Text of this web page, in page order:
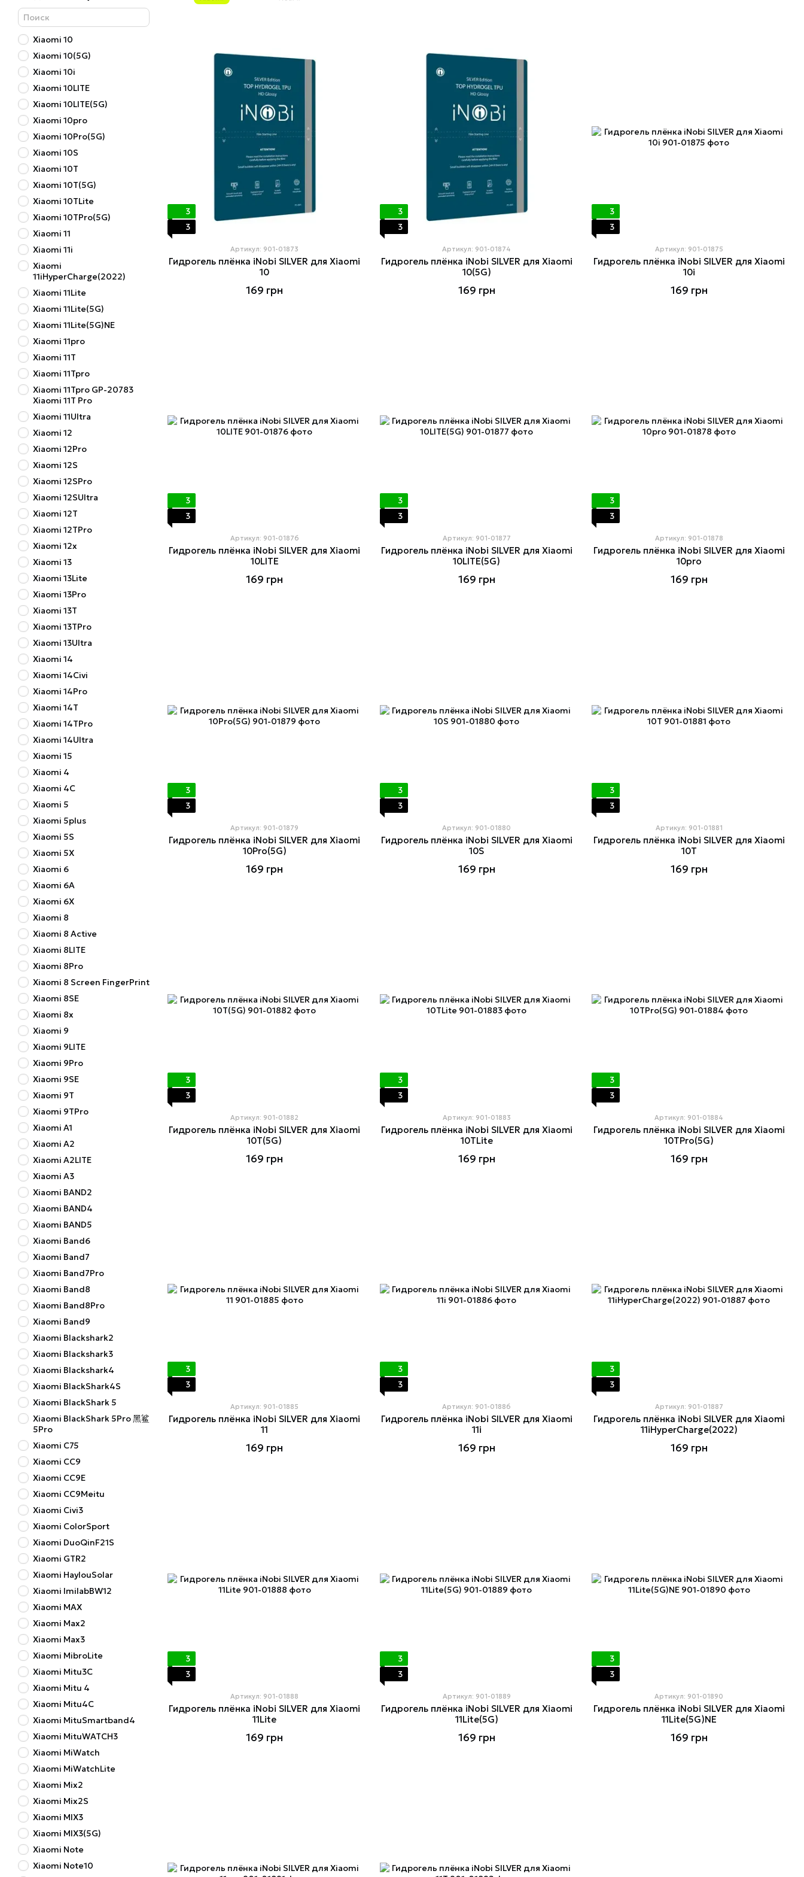
3
3
Артикул: 901-01873
Гидрогель плёнка iNobi SILVER для Xiaomi
10
169 грн
3
3
Артикул: 901-01874
Гидрогель плёнка iNobi SILVER для Xiaomi
10(5G)
169 грн
3
3
Артикул: 901-01875
Гидрогель плёнка iNobi SILVER для Xiaomi
10i
169 грн
3
3
Артикул: 901-01876
Гидрогель плёнка iNobi SILVER для Xiaomi
10LITE
169 грн
3
3
Артикул: 901-01877
Гидрогель плёнка iNobi SILVER для Xiaomi
10LITE(5G)
169 грн
3
3
Артикул: 901-01878
Гидрогель плёнка iNobi SILVER для Xiaomi
10pro
169 грн
3
3
Артикул: 901-01879
Гидрогель плёнка iNobi SILVER для Xiaomi
10Pro(5G)
169 грн
3
3
Артикул: 901-01880
Гидрогель плёнка iNobi SILVER для Xiaomi
10S
169 грн
3
3
Артикул: 901-01881
Гидрогель плёнка iNobi SILVER для Xiaomi
10T
169 грн
3
3
Артикул: 901-01882
Гидрогель плёнка iNobi SILVER для Xiaomi
10T(5G)
169 грн
3
3
Артикул: 901-01883
Гидрогель плёнка iNobi SILVER для Xiaomi
10TLite
169 грн
3
3
Артикул: 901-01884
Гидрогель плёнка iNobi SILVER для Xiaomi
10TPro(5G)
169 грн
3
3
Артикул: 901-01885
Гидрогель плёнка iNobi SILVER для Xiaomi
11
169 грн
3
3
Артикул: 901-01886
Гидрогель плёнка iNobi SILVER для Xiaomi
11i
169 грн
3
3
Артикул: 901-01887
Гидрогель плёнка iNobi SILVER для Xiaomi
11iHyperCharge(2022)
169 грн
3
3
Артикул: 901-01888
Гидрогель плёнка iNobi SILVER для Xiaomi
11Lite
169 грн
3
3
Артикул: 901-01889
Гидрогель плёнка iNobi SILVER для Xiaomi
11Lite(5G)
169 грн
3
3
Артикул: 901-01890
Гидрогель плёнка iNobi SILVER для Xiaomi
11Lite(5G)NE
169 грн
Xiaomi 10
Xiaomi 10(5G)
Xiaomi 10i
Xiaomi 10LITE
Xiaomi 10LITE(5G)
Xiaomi 10pro
Xiaomi 10Pro(5G)
Xiaomi 10S
Xiaomi 10T
Xiaomi 10T(5G)
Xiaomi 10TLite
Xiaomi 10TPro(5G)
Xiaomi 11
Xiaomi 11i
Xiaomi
11iHyperCharge(2022)
Xiaomi 11Lite
Xiaomi 11Lite(5G)
Xiaomi 11Lite(5G)NE
Xiaomi 11pro
Xiaomi 11T
Xiaomi 11Tpro
Xiaomi 11Tpro GP-20783
Xiaomi 11T Pro
Xiaomi 11Ultra
Xiaomi 12
Xiaomi 12Pro
Xiaomi 12S
Xiaomi 12SPro
Xiaomi 12SUltra
Xiaomi 12T
Xiaomi 12TPro
Xiaomi 12x
Xiaomi 13
Xiaomi 13Lite
Xiaomi 13Pro
Xiaomi 13T
Xiaomi 13TPro
Xiaomi 13Ultra
Xiaomi 14
Xiaomi 14Civi
Xiaomi 14Pro
Xiaomi 14T
Xiaomi 14TPro
Xiaomi 14Ultra
Xiaomi 15
Xiaomi 4
Xiaomi 4C
Xiaomi 5
Xiaomi 5plus
Xiaomi 5S
Xiaomi 5X
Xiaomi 6
Xiaomi 6A
Xiaomi 6X
Xiaomi 8
Xiaomi 8 Active
Xiaomi 8LITE
Xiaomi 8Pro
Xiaomi 8 Screen FingerPrint
Xiaomi 8SE
Xiaomi 8x
Xiaomi 9
Xiaomi 9LITE
Xiaomi 9Pro
Xiaomi 9SE
Xiaomi 9T
Xiaomi 9TPro
Xiaomi A1
Xiaomi A2
Xiaomi A2LITE
Xiaomi A3
Xiaomi BAND2
Xiaomi BAND4
Xiaomi BAND5
Xiaomi Band6
Xiaomi Band7
Xiaomi Band7Pro
Xiaomi Band8
Xiaomi Band8Pro
Xiaomi Band9
Xiaomi Blackshark2
Xiaomi Blackshark3
Xiaomi Blackshark4
Xiaomi BlackShark4S
Xiaomi BlackShark 5
Xiaomi BlackShark 5Pro 黑鲨
5Pro
Xiaomi C75
Xiaomi CC9
Xiaomi CC9E
Xiaomi CC9Meitu
Xiaomi Civi3
Xiaomi ColorSport
Xiaomi DuoQinF21S
Xiaomi GTR2
Xiaomi HaylouSolar
Xiaomi ImilabBW12
Xiaomi MAX
Xiaomi Max2
Xiaomi Max3
Xiaomi MibroLite
Xiaomi Mitu3C
Xiaomi Mitu 4
Xiaomi Mitu4C
Xiaomi MituSmartband4
Xiaomi MituWATCH3
Xiaomi MiWatch
Xiaomi MiWatchLite
Xiaomi Mix2
Xiaomi Mix2S
Xiaomi MIX3
Xiaomi MIX3(5G)
Xiaomi Note
Xiaomi Note10